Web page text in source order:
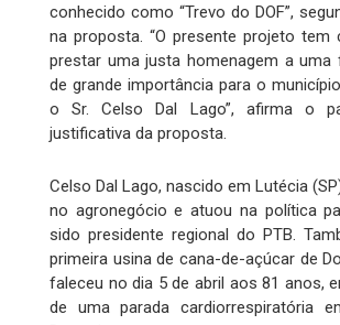
conhecido como “Trevo do DOF”,
na proposta. “O presente projeto tem
prestar uma justa homenagem a uma
de grande importância para o
o Sr. Celso Dal Lago”, afirma o
justificativa da proposta.
Celso Dal Lago, nascido em Lutécia
no agronegócio e atuou na política
sido presidente regional do PTB.
primeira usina de cana-de-açúcar de
faleceu no dia 5 de abril aos 81 anos,
de uma parada cardiorrespiratória